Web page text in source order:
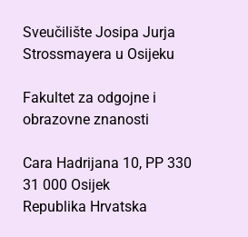
Sveučilište Josipa Jurja
Strossmayera u Osijeku
Fakultet za odgojne i
obrazovne znanosti
Cara Hadrijana 10, PP 330
31 000 Osijek
Republika Hrvatska